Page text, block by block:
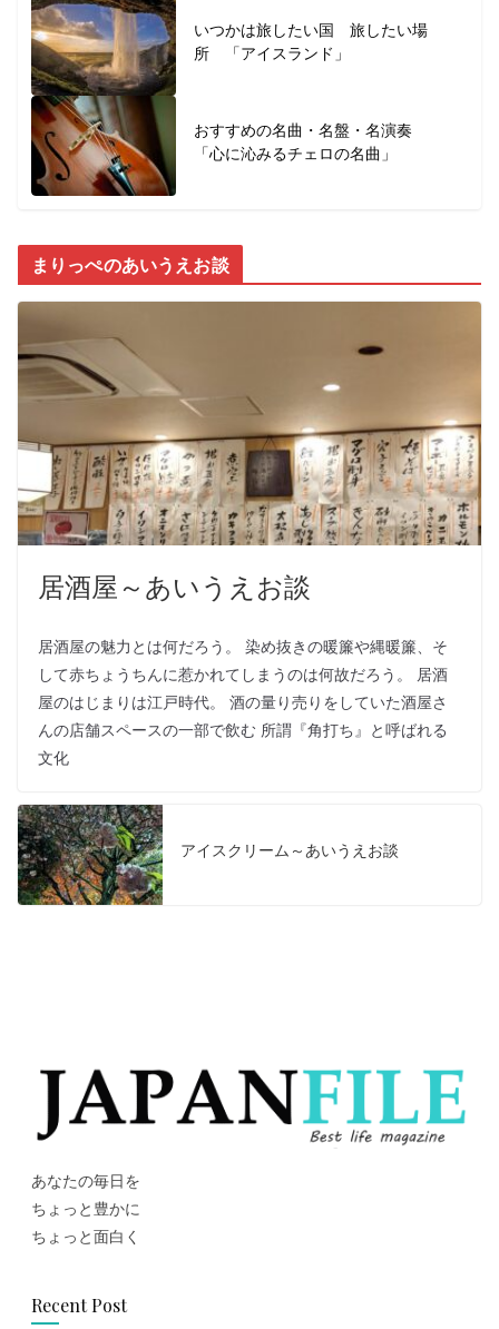
いつかは旅したい国 旅したい場
所 「アイスランド」
おすすめの名曲・名盤・名演奏
「心に沁みるチェロの名曲」
まりっぺのあいうえお談
居酒屋～あいうえお談
居酒屋の魅力とは何だろう。 染め抜きの暖簾や縄暖簾、そ
して赤ちょうちんに惹かれてしまうのは何故だろう。 居酒
屋のはじまりは江戸時代。 酒の量り売りをしていた酒屋さ
んの店舗スペースの一部で飲む 所謂『角打ち』と呼ばれる
文化
アイスクリーム～あいうえお談
あなたの毎日を
ちょっと豊かに
ちょっと面白く
Recent Post